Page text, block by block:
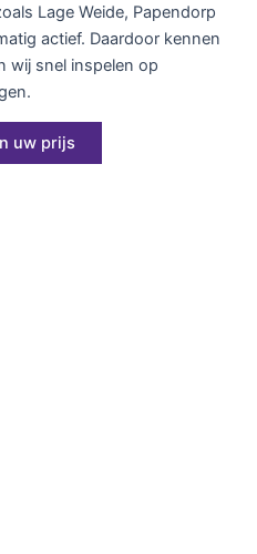
Lage Weide, Papendorp
actief. Daardoor kennen
wij snel inspelen op
uw prijs